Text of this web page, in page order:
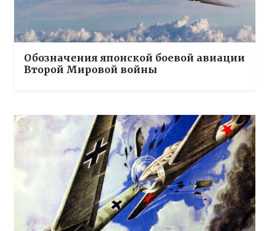
Обозначения японской боевой авиации
Второй Мировой войны